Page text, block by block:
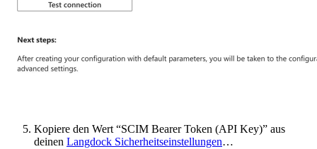
Kopiere den Wert “SCIM Bearer Token (API Key)” aus
deinen Langdock Sicherheitseinstellungen…